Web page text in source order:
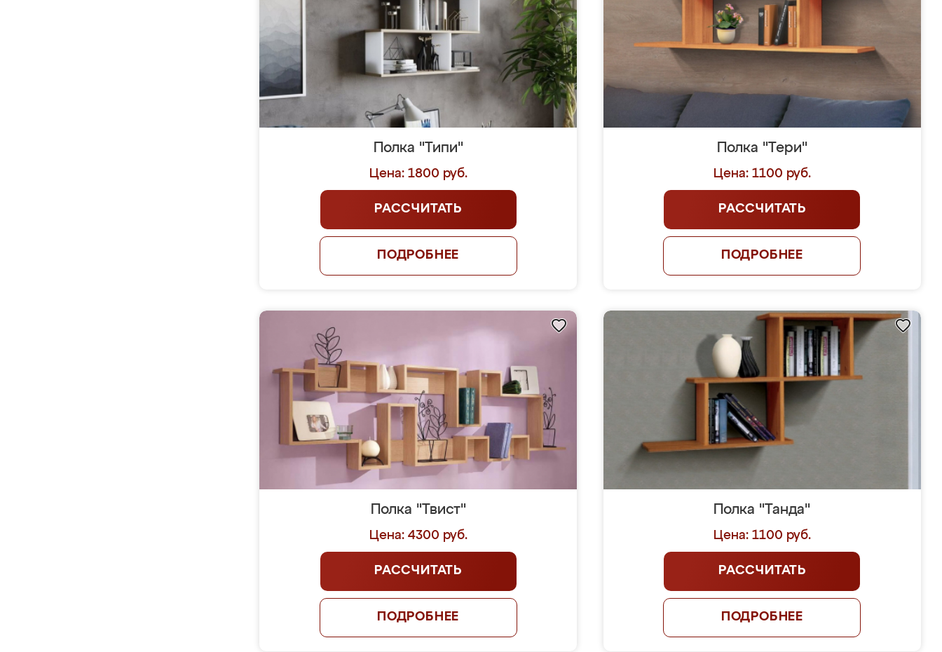
Полка "Типи"
Цена: 1800 руб.
РАССЧИТАТЬ
ПОДРОБНЕЕ
Полка "Тери"
Цена: 1100 руб.
РАССЧИТАТЬ
ПОДРОБНЕЕ
Полка "Твист"
Цена: 4300 руб.
РАССЧИТАТЬ
ПОДРОБНЕЕ
Полка "Танда"
Цена: 1100 руб.
РАССЧИТАТЬ
ПОДРОБНЕЕ